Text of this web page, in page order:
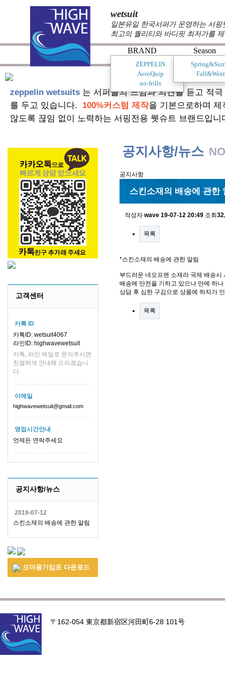
wetsuit
일본유일 한국서퍼가 운영하는 서
최고의 퀄리티와 바디핏 최저가를
BRAND
ZEPPELIN
AeroQuip
no-frills
Season
zeppelin wetsuits 는 서퍼들의 느낌과 의견를 듣고 적
를 두고 있습니다. 100%커스텀 제작을 기본으로하며
않도록 끊임 없이 노력하는 서핑전용 웻슈트 브랜드입니
고객센터
카톡 ID
카톡ID: wetsuit4067
라인ID: highwavewetsuit
카톡, 라인 메일로 문의주시면
친절하게 안내해 드리겠습니
다.
이메일
highwavewetsuit@gmail.com
영업시간안내
언제든 연락주세요
공지사항/뉴스
2019-07-12
스킨소재의 배송에 관한 알림
오더용기입표 다운로드
공지사항/뉴스
공지사항
스킨소재의 배송에 관한
작성자 wave 19-07-12 20:49 조회
목록
*스킨소재의 배송에 관한 알림
부드러운 네오프렌 소재라 국제 배송
배송에 만전을 기하고 있으나 만에 하
상담 후 심한 구김으로 상품에 하자가
목록
〒162-054 東京都新宿区河田町6-28 101号